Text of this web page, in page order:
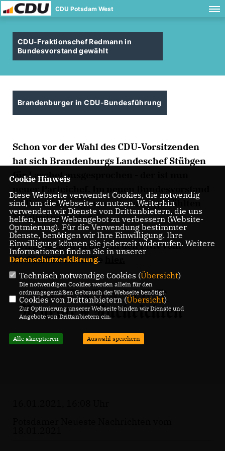
CDU Potsdam West
CDU-Fraktionschef Redmann in
Bundesvorstand gewählt
Brandenburger in CDU-Bundesführung
Schon vor der Wahl des CDU-Vorsitzenden
hat sich Brandenburgs Landeschef Stübgen
für Laschet ausgesprochen - der ist nun
neuer Parteichef. Im neuen Bundesvorstand
ist Brandenburg nun mit einem gewählten
Mitglied vertreten.
Den gesamten Artikel in den PNN vom
18.01.2021 lesen Sie
Cookie Hinweis
Diese Webseite verwendet Cookies, die notwendig
sind, um die Webseite zu nutzen. Weiterhin
verwenden wir Dienste von Drittanbietern, die uns
helfen, unser Webangebot zu verbessern (Website-
Optmierung). Für die Verwendung bestimmter
Dienste, benötigen wir Ihre Einwilligung. Ihre
Einwilligung können Sie jederzeit widerrufen. Weitere
Informationen finden Sie in unserer
Datenschutzerklärung.
Technisch notwendige Cookies (Übersicht)
Die notwendigen Cookies werden allein für den
ordnungsgemäßen Gebrauch der Webseite benötigt.
Cookies von Drittanbietern (Übersicht)
Zur Optimierung unserer Webseite binden wir Dienste und
Angebote von Drittanbietern ein.
Alle akzeptieren Auswahl speichern